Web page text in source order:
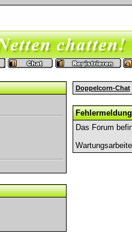
Doppelcorn-Chat
Fehlermeldung
Das Forum